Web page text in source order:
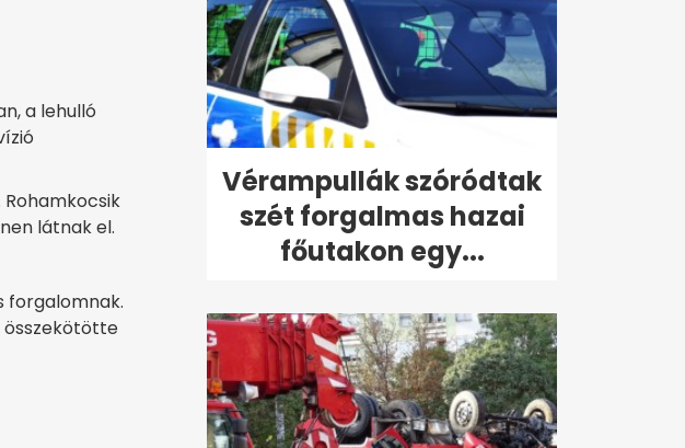
a lehulló
látnak el.
forgalomnak.
összekötötte
Vérampullák szóródtak
szét forgalmas hazai
főutakon egy...